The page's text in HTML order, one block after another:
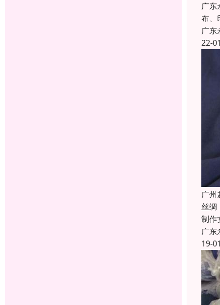
广东
布、
广东
22-
广州
丝绸
制作
广东
19-